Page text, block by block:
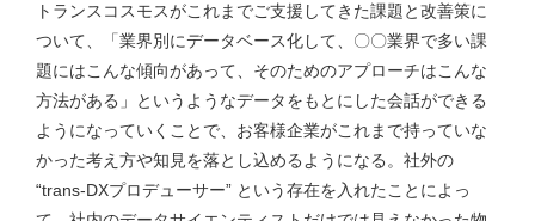
トランスコスモスがこれまでご支援してきた課題と改善策に
ついて、「業界別にデータベース化して、〇〇業界で多い課
題にはこんな傾向があって、そのためのアプローチはこんな
方法がある」というようなデータをもとにした会話ができる
ようになっていくことで、お客様企業がこれまで持っていな
かった考え方や知見を落とし込めるようになる。社外の
“trans-DXプロデューサー” という存在を入れたことによっ